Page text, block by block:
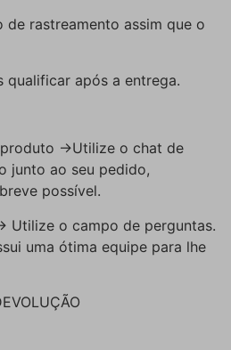
rastreamento assim que o
qualificar após a entrega.
->Utilize o chat de
junto ao seu pedido,
possível.
Utilize o campo de perguntas.
uma ótima equipe para lhe